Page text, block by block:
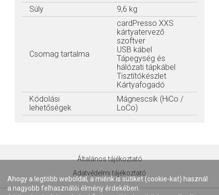
Súly
9,6 kg
Csomag tartalma
cardPresso XXS
kártyatervező
szoftver
USB kábel
Tápegység és
hálózati tápkábel
Tisztítókészlet
Kártyafogadó
Kódolási
lehetőségek
Mágnescsík (HiCo /
LoCo)
Általános tájékoztató
Adatvédelmi tájékoztató
Ahogy a legtöbb weboldal, a miénk is sütiket (cookie-kat) használ
a nagyobb felhasználói élmény érdekében.